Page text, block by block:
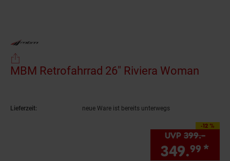
MBM Retrofahrrad 26" Riviera Woman
Lieferzeit: neue Ware ist bereits unterwegs
-12 %
Sie Sparen 12 Prozent,
UVP 399.–UVP
349.99 *